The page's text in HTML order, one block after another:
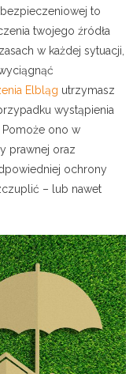
to
twojego źródła
w każdej sytuacji,
Elbląg utrzymasz
wystąpienia
ono w
prawnej oraz
ochrony
– lub nawet